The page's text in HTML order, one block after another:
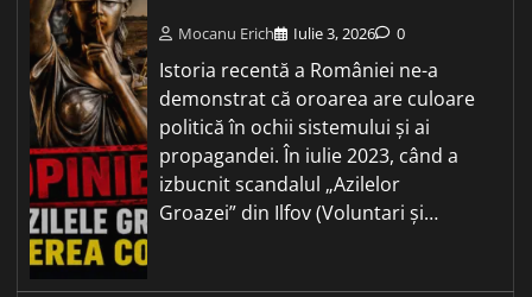
Mocanu Erich Iulie 3, 2026 0
Istoria recentă a României ne-a
demonstrat că oroarea are culoare
politică în ochii sistemului și ai
propagandei. În iulie 2023, când a
izbucnit scandalul „Azilelor
Groazei” din Ilfov (Voluntari și…